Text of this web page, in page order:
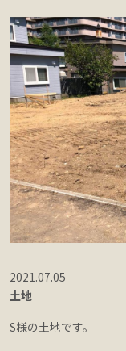
2021.07.05
土地
S様の土地です。